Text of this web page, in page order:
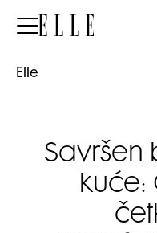
Elle
Elle
kuće: